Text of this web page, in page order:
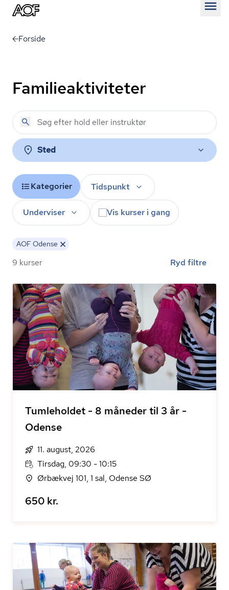
Forside
Familieaktiviteter
Sted
Kategorier Tidspunkt
Underviser Vis kurser i gang
AOF Odense
9 kurser Ryd filtre
Tumleholdet - 8 måneder til 3 år -
Odense
11. august, 2026
Tirsdag, 09:30 - 10:15
Ørbækvej 101, 1 sal, Odense SØ
650 kr.